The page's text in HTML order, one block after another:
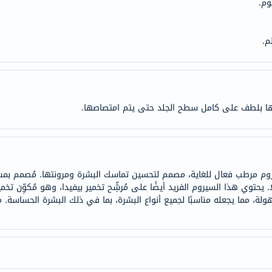
essence
skinceuticals
feel
الصحة
والمكملات
العناية
بلطف على كامل سطح الجلد حتى يتم امتصاصها.
مرطب فعال للغاية، مصمم لتحسين تماسك البشرة ومرونتها. مُصمم
يحتوي هذا السيروم الفريد أيضًا على مُرشِّح تخمير بيفيدا، وهو مُكوِّن
مما يجعله مناسبًا لجميع أنواع البشرة، بما في ذلك البشرة